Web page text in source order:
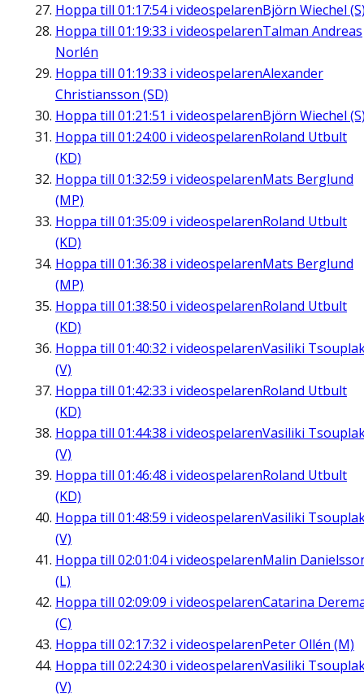
Hoppa till 01:17:54i videospelarenBjörn Wiechel
Hoppa till 01:19:33 i videospelarenTalman Andreas
Norlén
Hoppa till 01:19:33 i videospelarenAlexander
Christiansson (SD)
Hoppa till 01:21:51 i videospelarenBjörn Wiechel
Hoppa till 01:24:00 i videospelarenRoland Utbult
(KD)
Hoppa till 01:32:59 i videospelarenMats Berglund
(MP)
Hoppa till 01:35:09 i videospelarenRoland Utbult
(KD)
Hoppa till 01:36:38 i videospelarenMats Berglund
(MP)
Hoppa till 01:38:50 i videospelarenRoland Utbult
(KD)
Hoppa till 01:40:32 i videospelarenVasiliki
(V)
Hoppa till 01:42:33 i videospelarenRoland Utbult
(KD)
Hoppa till 01:44:38 i videospelarenVasiliki
(V)
Hoppa till 01:46:48 i videospelarenRoland Utbult
(KD)
Hoppa till 01:48:59 i videospelarenVasiliki
(V)
Hoppa till 02:01:04i videospelarenMalin
(L)
Hoppa till 02:09:09 i videospelarenCatarina
(C)
Hoppa till 02:17:32 i videospelarenPeter Ollén (M)
Hoppa till 02:24:30 i videospelarenVasiliki
(V)